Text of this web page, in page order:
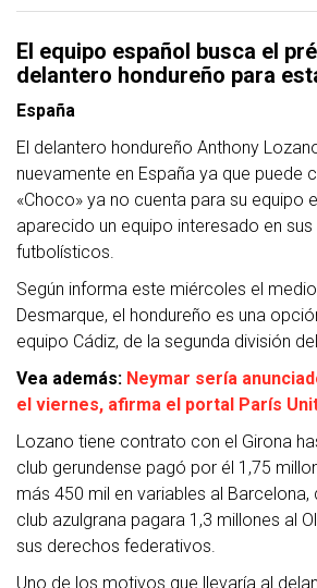
El equipo español busca el
delantero hondureño para
España
El delantero hondureño Anthony
nuevamente en España ya que puede
«Choco» ya no cuenta para su equipo
aparecido un equipo interesado en
futbolísticos.
Según informa este miércoles el
Desmarque, el hondureño es una
equipo Cádiz, de la segunda división
Vea además: Neymar sería
el viernes, afirma el portal París
Lozano tiene contrato con el Girona
club gerundense pagó por él 1,75
más 450 mil en variables al Barcelona,
club azulgrana pagara 1,3 millones al
sus derechos federativos.
Uno de los motivos que llevaría al